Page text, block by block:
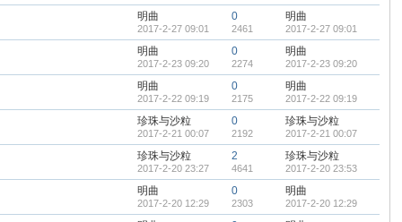
明曲
2017-2-27 09:01
0
2461
明曲
2017-2-27 09:01
明曲
2017-2-23 09:20
0
2274
明曲
2017-2-23 09:20
明曲
2017-2-22 09:19
0
2175
明曲
2017-2-22 09:19
珍珠与沙粒
2017-2-21 00:07
0
2192
珍珠与沙粒
2017-2-21 00:07
珍珠与沙粒
2017-2-20 23:27
2
4641
珍珠与沙粒
2017-2-20 23:53
明曲
2017-2-20 12:29
0
2303
明曲
2017-2-20 12:29